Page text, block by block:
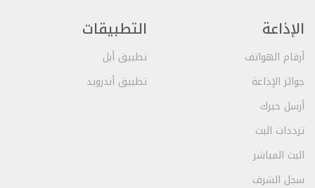
الإذاعة
أرقام الهواتف
جوائز الإذاعة
أرسل خبرك
ترددات البث
البث المباشر
سجل الشرف
التطبيقات
تطبيق أبل
تطبيق أندرويد